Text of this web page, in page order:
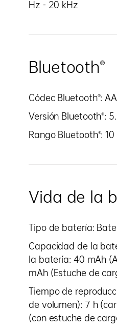
Hz - 20 kHz
Bluetooth®
Códec Bluetooth®:
Versión Bluetooth®:
Rango Bluetooth®: 10
Vida de la
Tipo de batería:
Capacidad de la
la batería: 40 mAh
mAh (Estuche de
Tiempo de
de volumen): 7 h
(con estuche de